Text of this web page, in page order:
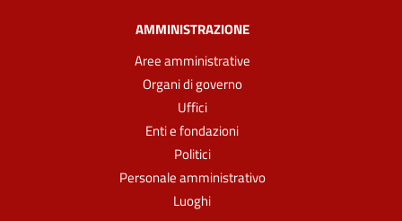
AMMINISTRAZIONE
Aree amministrative
Organi di governo
Uffici
Enti e fondazioni
Politici
Personale amministrativo
Luoghi